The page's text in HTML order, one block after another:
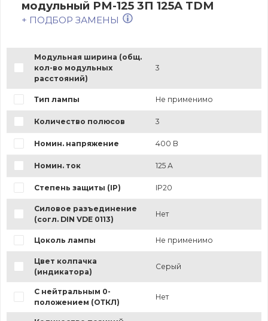
модульный РМ-125 3П 125A TDM
+ ПОДБОР ЗАМЕНЫ
Модульная ширина (общ.
кол-во модульных
расстояний)
3
Тип лампы Не применимо
Количество полюсов 3
Номин. напряжение 400 В
Номин. ток 125 А
Степень защиты (IP) IP20
Силовое разъединение
(согл. DIN VDE 0113)
Нет
Цоколь лампы Не применимо
Цвет колпачка
(индикатора)
Серый
С нейтральным 0-
положением (ОТКЛ)
Нет